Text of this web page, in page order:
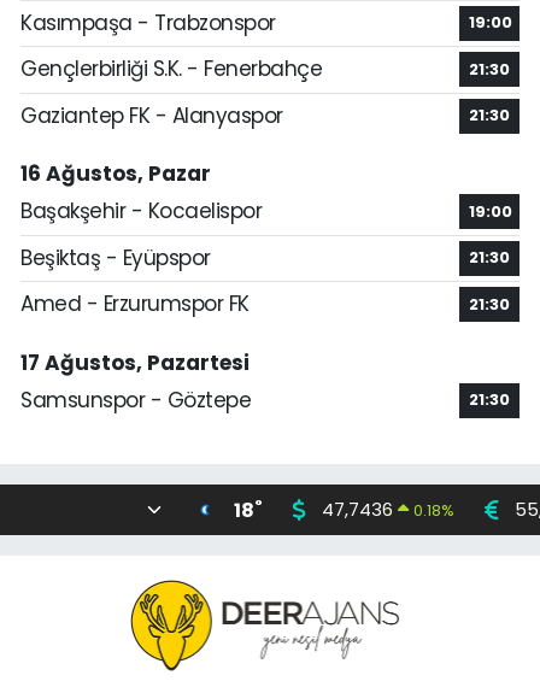
Kasımpaşa - Trabzonspor 19:00
Gençlerbirliği S.K. - Fenerbahçe 21:30
Gaziantep FK - Alanyaspor 21:30
16 Ağustos, Pazar
Başakşehir - Kocaelispor
19:00
Beşiktaş - Eyüpspor 21:30
Amed - Erzurumspor FK 21:30
17 Ağustos, Pazartesi
Samsunspor - Göztepe
21:30
18° 47,7436 0.18%